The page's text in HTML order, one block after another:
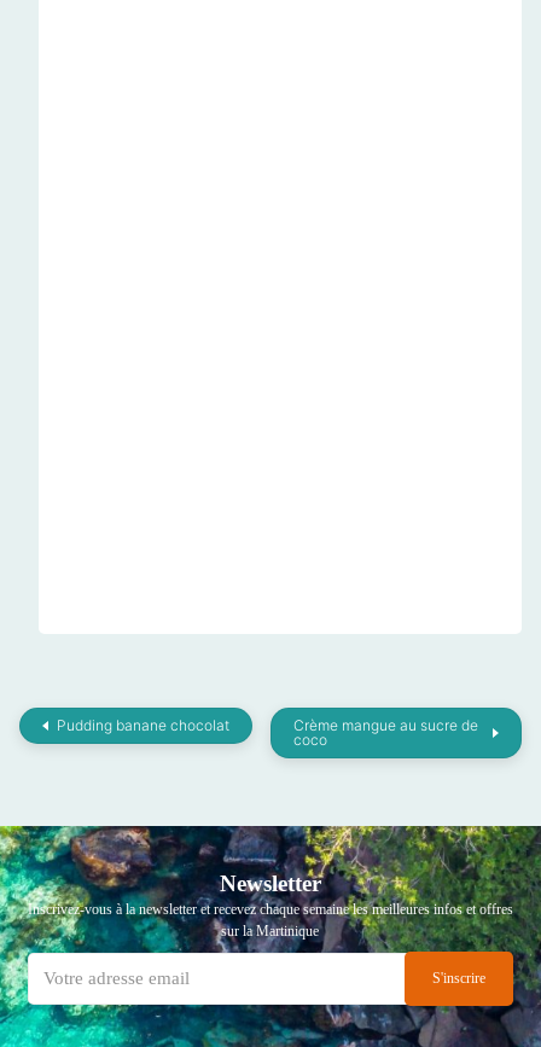
Pudding banane chocolat
Crème mangue au sucre de
coco
Newsletter
Inscrivez-vous à la newsletter et recevez chaque semaine les meilleures infos et offres
sur la Martinique